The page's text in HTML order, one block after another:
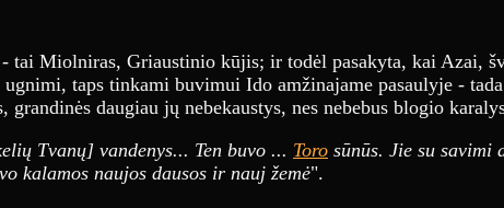
tai Miolniras, Griaustinio kūjis; ir todėl pasakyta, kai Azai,
taps tinkami buvimui Ido amžinajame pasaulyje -
daugiau jų nebekaustys, nes nebebus blogio
Tvanų] vandenys... Ten buvo ... Toro sūnūs. Jie su savimi
kalamos naujos dausos ir nauj žemė".